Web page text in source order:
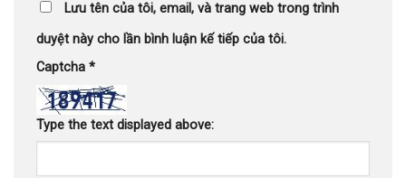
Lưu tên của tôi, email, và trang web trong trình
duyệt này cho lần bình luận kế tiếp của tôi.
Captcha *
Type the text displayed above: